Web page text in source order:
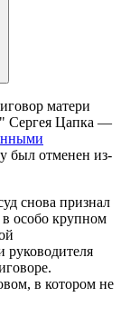
матери
" Сергея Цапка —
был отменен из-
снова признал
особо крупном
руководителя
в котором не